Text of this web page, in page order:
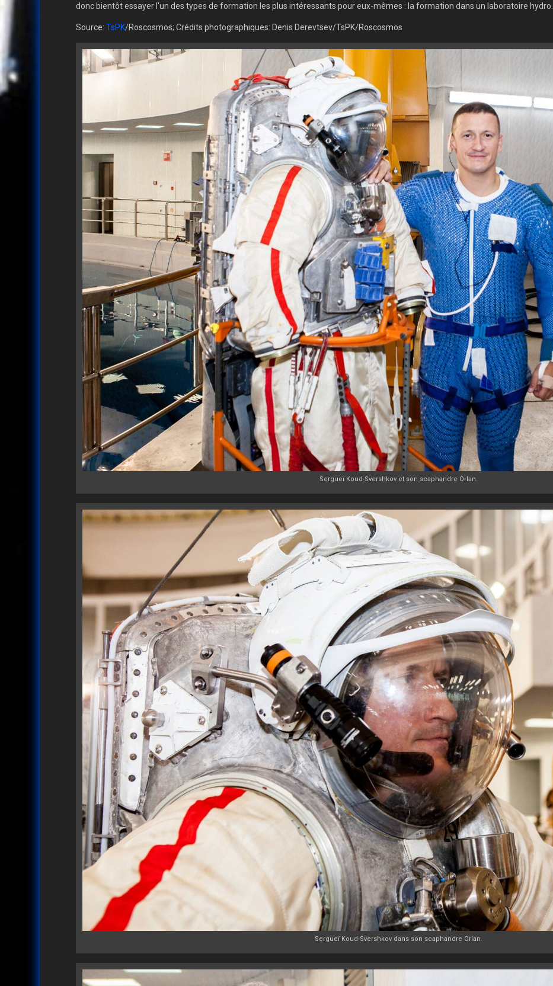
donc bientôt essayer l'un des types de formation les plus intéressants pour eux-mêmes : la formation dans un laboratoire hydro.
Source: TsPK/Roscosmos; Crédits photographiques: Denis Derevtsev/TsPK/Roscosmos
Sergueï Koud-Svershkov et son scaphandre Orlan.
Sergueï Koud-Svershkov dans son scaphandre Orlan.